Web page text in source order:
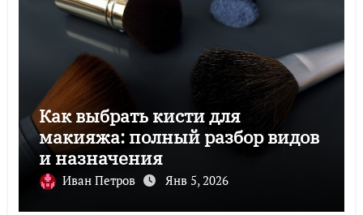
Как выбрать кисти для
макияжа: полный разбор видов
и назначения
Иван Петров Янв 5, 2026